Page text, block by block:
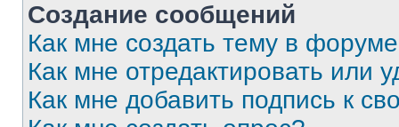
Создание сообщений
Как мне создать тему в
Как мне отредактировать или
Как мне добавить подпись к